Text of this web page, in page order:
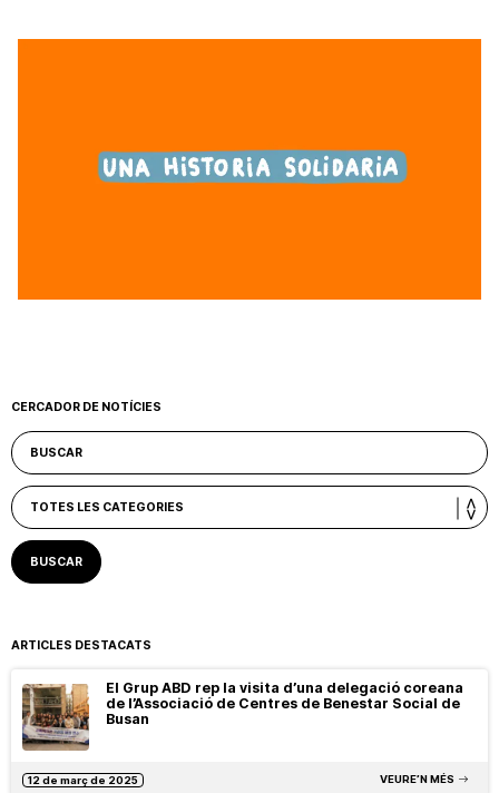
CERCADOR DE NOTÍCIES
ARTICLES DESTACATS
El Grup ABD rep la visita d’una delegació coreana
de l’Associació de Centres de Benestar Social de
Busan
12 de març de 2025 VEURE’N MÉS